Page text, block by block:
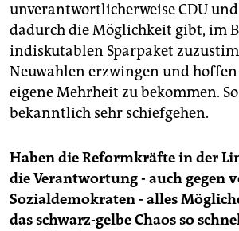
unverantwortlicherweise CDU und
dadurch die Möglichkeit gibt, im
indiskutablen Sparpaket
Neuwahlen erzwingen und
eigene Mehrheit zu bekommen.
bekanntlich sehr schiefgehen.
Haben die Reformkräfte in der
die Verantwortung - auch gegen
Sozialdemokraten - alles
das schwarz-gelbe Chaos so